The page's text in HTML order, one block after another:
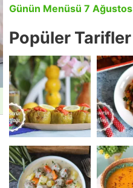
Günün Menüsü 7 Ağustos
Popüler Tarifler